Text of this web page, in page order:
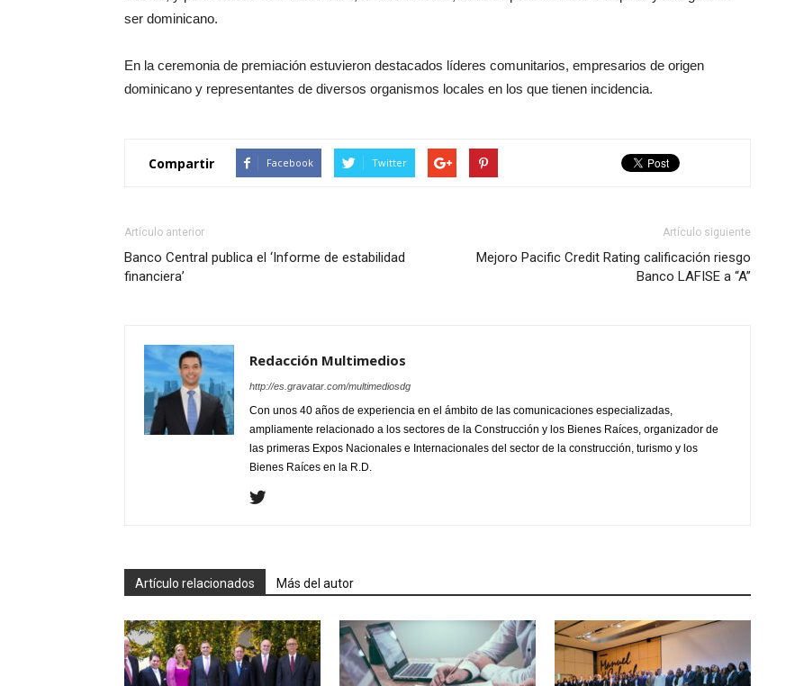
ser dominicano.
En la ceremonia de premiación estuvieron destacados líderes comunitarios, empresarios de origen
dominicano y representantes de diversos organismos locales en los que tienen incidencia.
Compartir Facebook Twitter
Artículo anterior
Banco Central publica el ‘Informe de estabilidad
financiera’
Artículo siguiente
Mejoro Pacific Credit Rating calificación riesgo
Banco LAFISE a “A”
Redacción Multimedios
http://es.gravatar.com/multimediosdg
Con unos 40 años de experiencia en el ámbito de las comunicaciones especializadas,
ampliamente relacionado a los sectores de la Construcción y los Bienes Raíces, organizador de
las primeras Expos Nacionales e Internacionales del sector de la construcción, turismo y los
Bienes Raíces en la R.D.
Artículo relacionados Más del autor